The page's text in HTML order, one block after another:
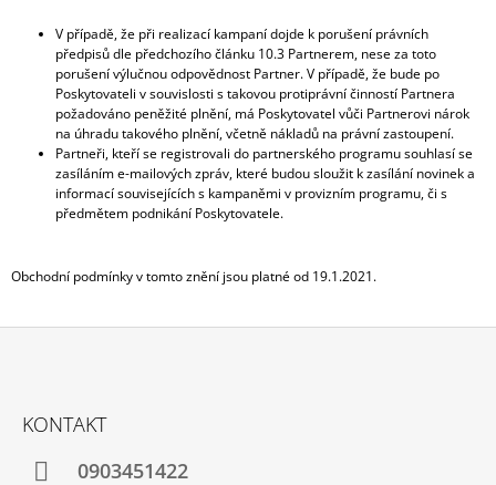
V případě, že při realizací kampaní dojde k porušení právních
předpisů dle předchozího článku 10.3 Partnerem, nese za toto
porušení výlučnou odpovědnost Partner. V případě, že bude po
Poskytovateli v souvislosti s takovou protiprávní činností Partnera
požadováno peněžité plnění, má Poskytovatel vůči Partnerovi nárok
na úhradu takového plnění, včetně nákladů na právní zastoupení.
Partneři, kteří se registrovali do partnerského programu souhlasí se
zasíláním e-mailových zpráv, které budou sloužit k zasílání novinek a
informací souvisejících s kampaněmi v provizním programu, či s
předmětem podnikání Poskytovatele.
Obchodní podmínky v tomto znění jsou platné od 19.1.2021.
KONTAKT
0903451422